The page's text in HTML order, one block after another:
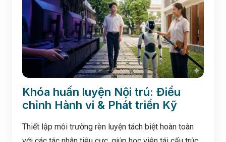
Khóa huấn luyện Nội trú: Điều
chỉnh Hành vi & Phát triển Kỹ
Thiết lập môi trường rèn luyện tách biệt hoàn toàn